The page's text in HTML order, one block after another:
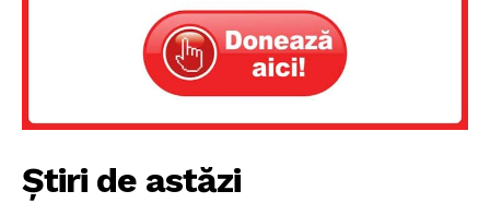
Proiecte editoriale
Știri de astăzi